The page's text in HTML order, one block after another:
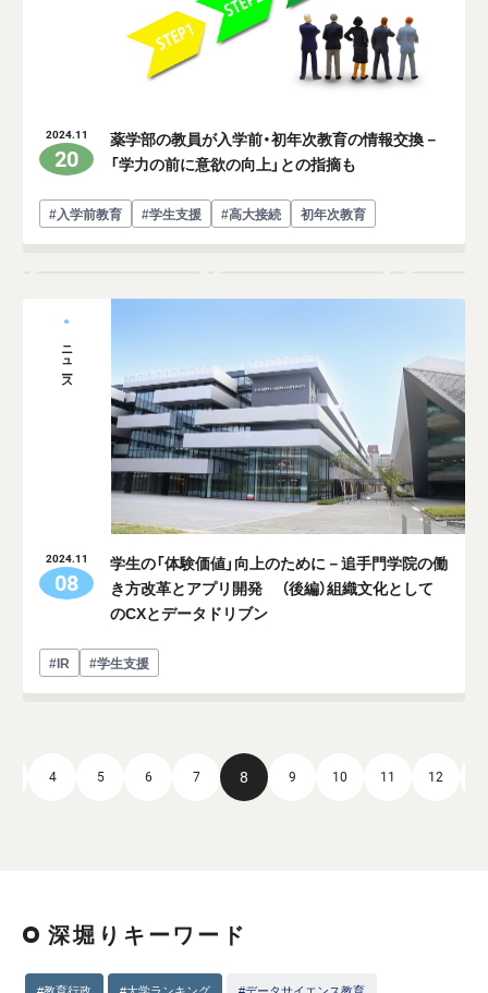
2024.11
20
薬学部の教員が入学前・初年次教育の情報交換－
「学力の前に意欲の向上」との指摘も
#入学前教育 #学生支援 #高大接続 初年次教育
ニュース
2024.11
08
学生の「体験価値」向上のために－追手門学院の働
き方改革とアプリ開発 （後編）組織文化として
のCXとデータドリブン
#IR #学生支援
4 5 6 7 8 9 10 11 12
深堀りキーワード